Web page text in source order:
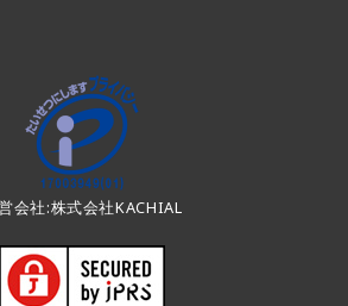
会社:株式会社KACHIAL